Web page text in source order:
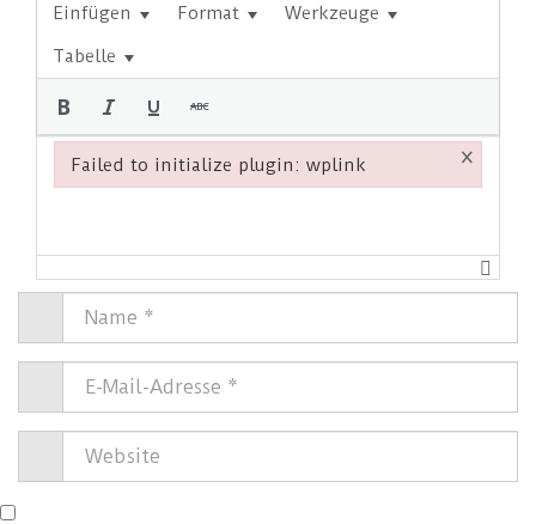
Einfügen
Format
Werkzeuge
Tabelle
Failed to initialize plugin: wplink ×
Failed to initialize plugin: wplink